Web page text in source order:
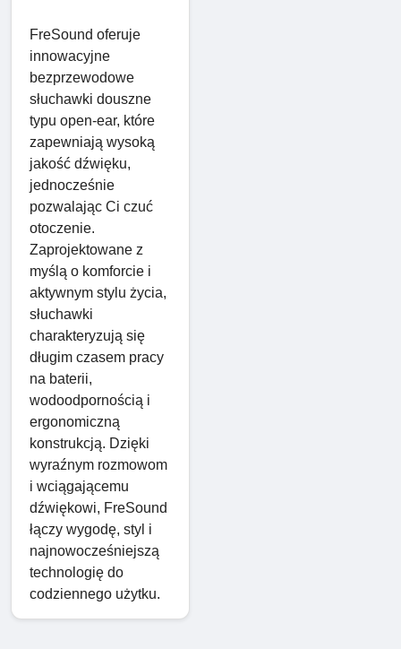
FreSound oferuje
innowacyjne
bezprzewodowe
słuchawki douszne
typu open-ear, które
zapewniają wysoką
jakość dźwięku,
jednocześnie
pozwalając Ci czuć
otoczenie.
Zaprojektowane z
myślą o komforcie i
aktywnym stylu życia,
słuchawki
charakteryzują się
długim czasem pracy
na baterii,
wodoodpornością i
ergonomiczną
konstrukcją. Dzięki
wyraźnym rozmowom
i wciągającemu
dźwiękowi, FreSound
łączy wygodę, styl i
najnowocześniejszą
technologię do
codziennego użytku.